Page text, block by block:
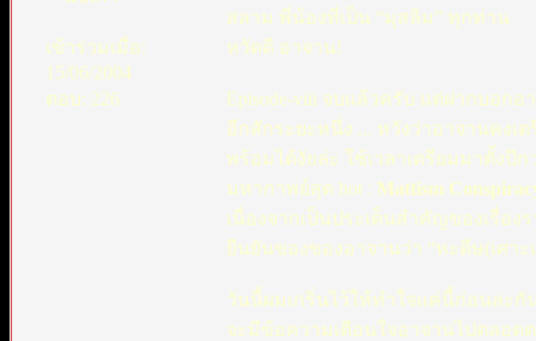
เข้าร่วมเมื่อ:
15/06/2004
ตอบ: 226
สลาม พี่น้องที่เป็น “มุสลิม” ทุกท่าน
หวัดดี อาจาน!
Episode-viii จบแล้วครับ แต่ฝากบอก
อีกสักระยะหนึ่ง ... หวังว่าอาจานคง
พร้อมได้งัยล่ะ ใช้เวลาเตรียมมาตั้งปีก
มหากาพย์สุด hot : Mattism
เนื่องจากเป็นประเด็นสำคัญของเรื่อ
ยืนยันของของอาจานว่า “หะดีษ(เศาะ
วันนี้ผมเกริ่นไว้ให้ทำใจแค่นี้ก่อนละ
จะมีข้อความเตือนใจอาจานไปตลอ